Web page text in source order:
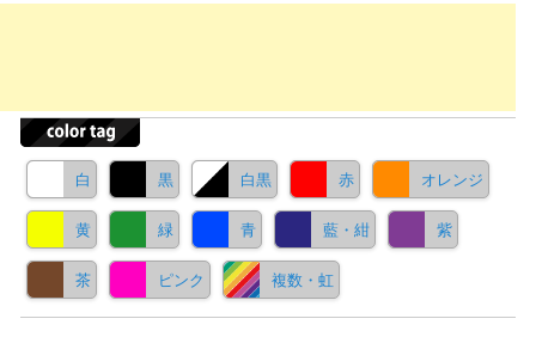
白 黒 白黒 赤 オレンジ
黄 緑 青 藍・紺 紫
茶 ピンク 複数・虹